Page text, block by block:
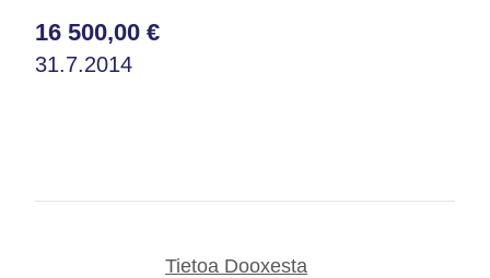
16 500,00 €
31.7.2014
Tietoa Dooxesta